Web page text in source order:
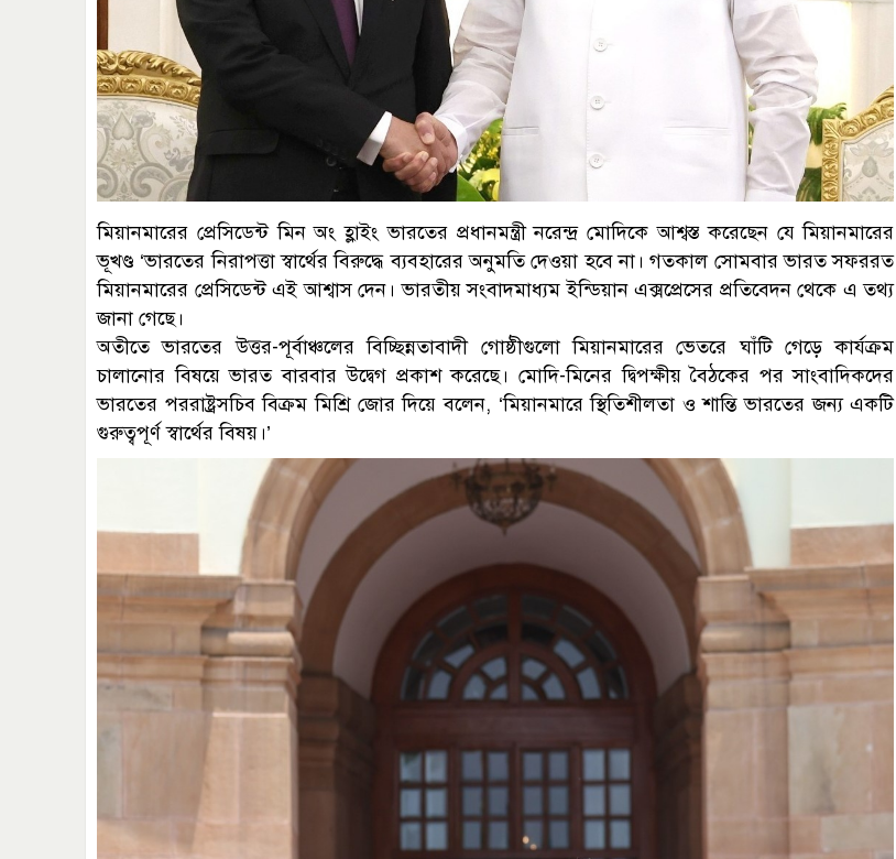
মিয়ানমারের প্রেসিডেন্ট মিন অং হ্লাইং ভারতের প্রধানমন্ত্রী নরেন্দ্র মোদিকে আশ্বস্ত করেছেন যে মিয়ানমারের
ভূখণ্ড ‘ভারতের নিরাপত্তা স্বার্থের বিরুদ্ধে ব্যবহারের অনুমতি দেওয়া হবে না। গতকাল সোমবার ভারত সফররত
মিয়ানমারের প্রেসিডেন্ট এই আশ্বাস দেন। ভারতীয় সংবাদমাধ্যম ইন্ডিয়ান এক্সপ্রেসের প্রতিবেদন থেকে এ তথ্য
জানা গেছে।
অতীতে ভারতের উত্তর-পূর্বাঞ্চলের বিচ্ছিন্নতাবাদী গোষ্ঠীগুলো মিয়ানমারের ভেতরে ঘাঁটি গেড়ে কার্যক্রম
চালানোর বিষয়ে ভারত বারবার উদ্বেগ প্রকাশ করেছে। মোদি-মিনের দ্বিপক্ষীয় বৈঠকের পর সাংবাদিকদের
ভারতের পররাষ্ট্রসচিব বিক্রম মিশ্রি জোর দিয়ে বলেন, ‘মিয়ানমারে স্থিতিশীলতা ও শান্তি ভারতের জন্য একটি
গুরুত্বপূর্ণ স্বার্থের বিষয়।’